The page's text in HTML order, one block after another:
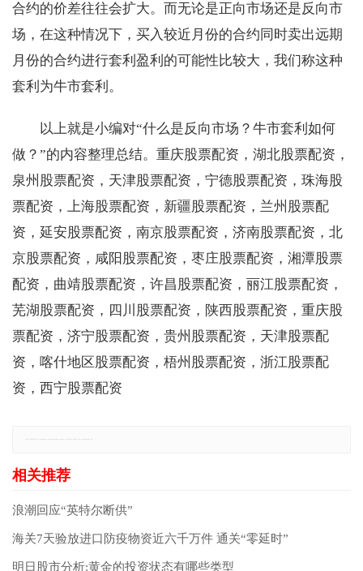
合约的价差往往会扩大。而无论是正向市场还是反向市
场，在这种情况下，买入较近月份的合约同时卖出远期
月份的合约进行套利盈利的可能性比较大，我们称这种
套利为牛市套利。
以上就是小编对“什么是反向市场？牛市套利如何
做？”的内容整理总结。重庆股票配资，湖北股票配资，
泉州股票配资，天津股票配资，宁德股票配资，珠海股
票配资，上海股票配资，新疆股票配资，兰州股票配
资，延安股票配资，南京股票配资，济南股票配资，北
京股票配资，咸阳股票配资，枣庄股票配资，湘潭股票
配资，曲靖股票配资，许昌股票配资，丽江股票配资，
芜湖股票配资，四川股票配资，陕西股票配资，重庆股
票配资，济宁股票配资，贵州股票配资，天津股票配
资，喀什地区股票配资，梧州股票配资，浙江股票配
资，西宁股票配资
浪潮回应“英特尔断供”
海关7天验放进口防疫物资近六千万件 通关“零延时”
明日股市分析:黄金的投资状态有哪些类型